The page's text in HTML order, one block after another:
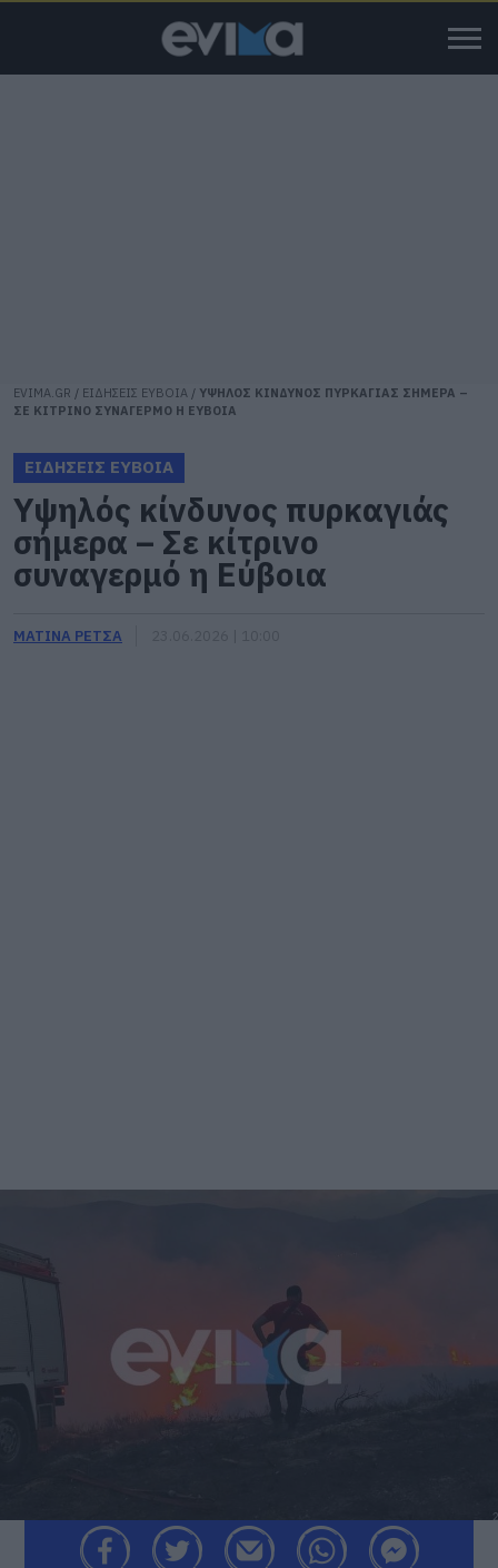
EVIMA.GR / ΕΙΔΗΣΕΙΣ ΕΥΒΟΙΑ / ΥΨΗΛΟΣ ΚΙΝΔΥΝΟΣ ΠΥΡΚΑΓΙΑΣ ΣΗΜΕΡΑ –
ΣΕ ΚΙΤΡΙΝΟ ΣΥΝΑΓΕΡΜΟ Η ΕΥΒΟΙΑ
ΕΙΔΗΣΕΙΣ ΕΥΒΟΙΑ
Υψηλός κίνδυνος πυρκαγιάς
σήμερα – Σε κίτρινο
συναγερμό η Εύβοια
ΜΑΤΙΝΑ ΡΕΤΣΑ